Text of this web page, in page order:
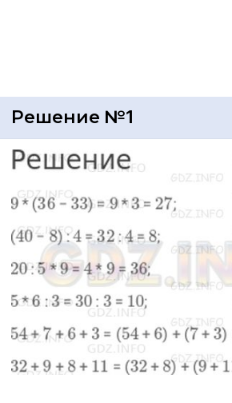
Решение №1